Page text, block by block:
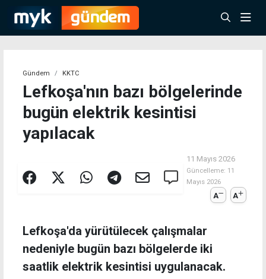
Gündem KKTC
Lefkoşa'nın bazı bölgelerinde
bugün elektrik kesintisi
yapılacak
11 Mayıs 2026
Güncelleme: 11
Mayıs 2026
A A
Lefkoşa'da yürütülecek çalışmalar
nedeniyle bugün bazı bölgelerde iki
saatlik elektrik kesintisi uygulanacak.